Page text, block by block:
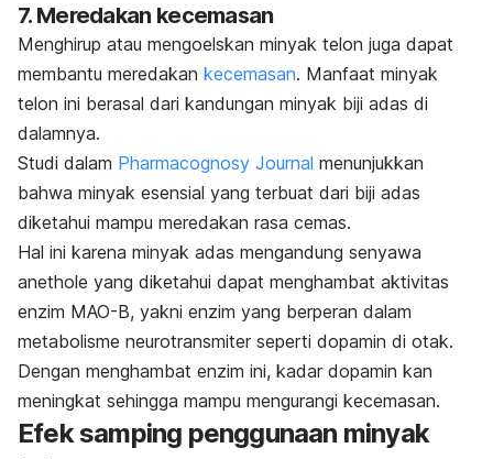
7. Meredakan kecemasan
Menghirup atau mengoelskan minyak telon juga dapat
membantu meredakan kecemasan. Manfaat minyak
telon ini berasal dari kandungan minyak biji adas di
dalamnya.
Studi dalam Pharmacognosy Journal menunjukkan
bahwa minyak esensial yang terbuat dari biji adas
diketahui mampu meredakan rasa cemas.
Hal ini karena minyak adas mengandung senyawa
anethole yang diketahui dapat menghambat aktivitas
enzim MAO-B, yakni enzim yang berperan dalam
metabolisme neurotransmiter seperti dopamin di otak.
Dengan menghambat enzim ini, kadar dopamin kan
meningkat sehingga mampu mengurangi kecemasan.
Efek samping penggunaan minyak